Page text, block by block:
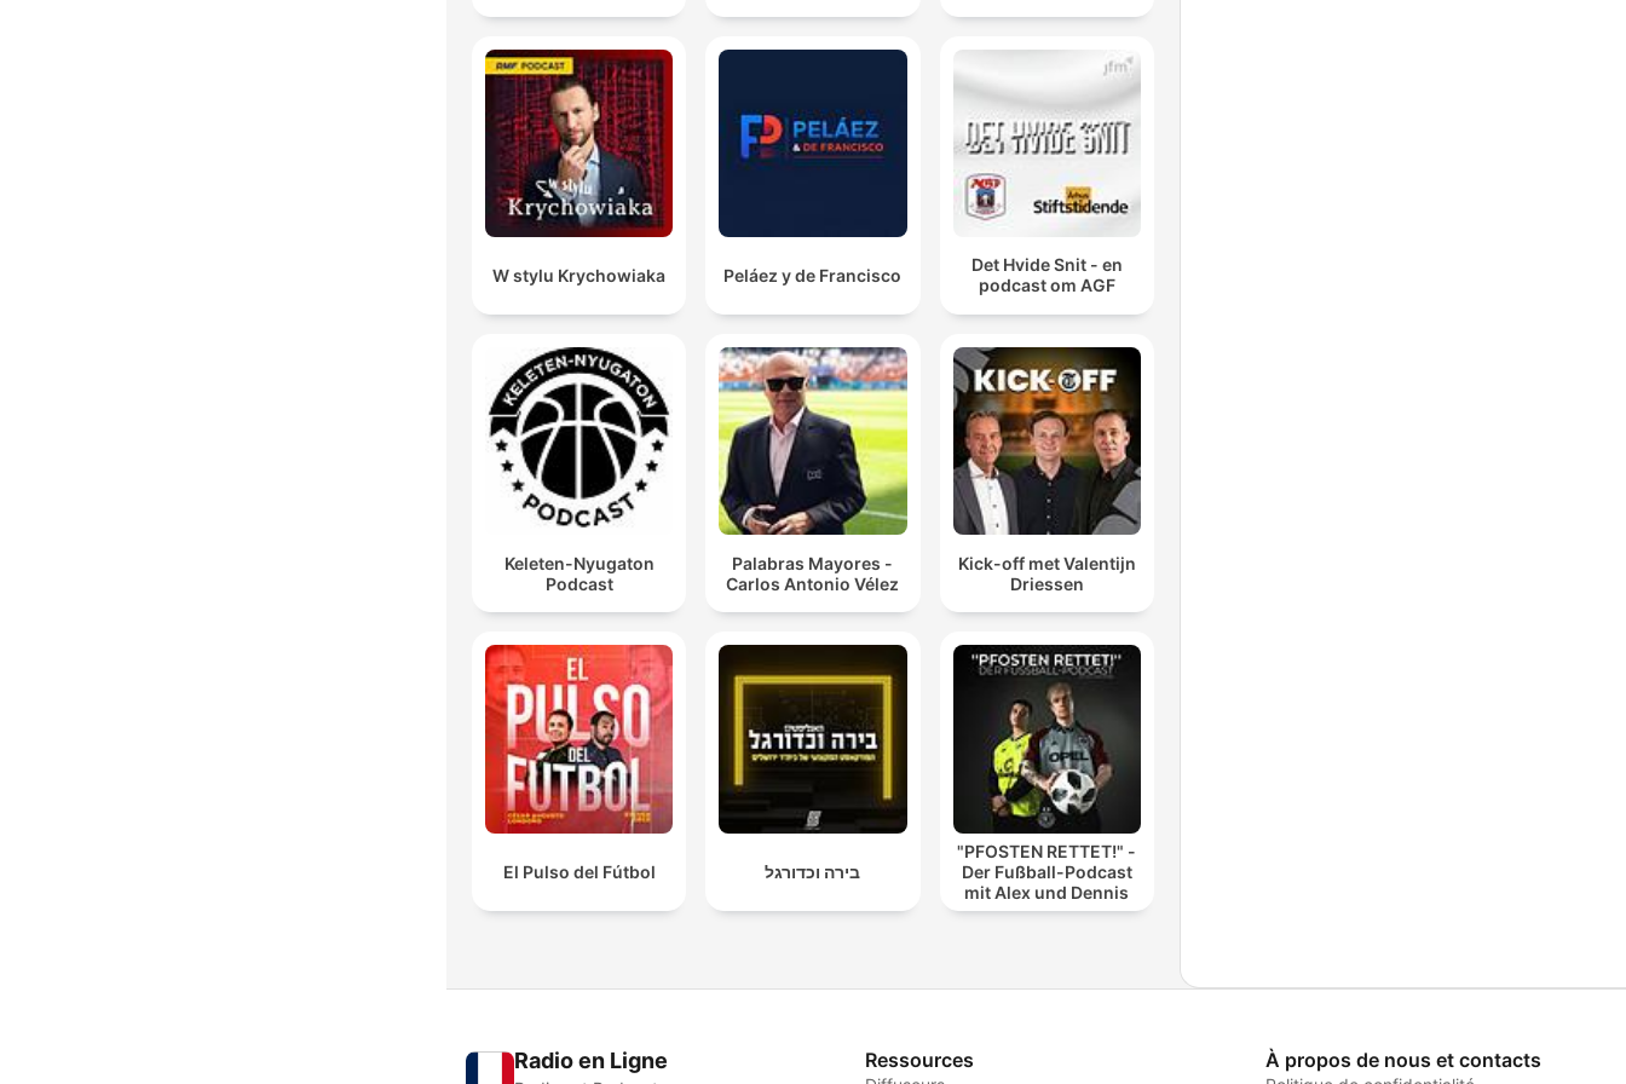
W stylu Krychowiaka Peláez y de Francisco
Det Hvide Snit - en
podcast om AGF
Keleten-Nyugaton
Podcast
Palabras Mayores -
Carlos Antonio Vélez
Kick-off met Valentijn
Driessen
El Pulso del Fútbol בירה וכדורגל
"PFOSTEN RETTET!" -
Der Fußball-Podcast
mit Alex und Dennis
Radio en Ligne Ressources À propos de nous et contacts